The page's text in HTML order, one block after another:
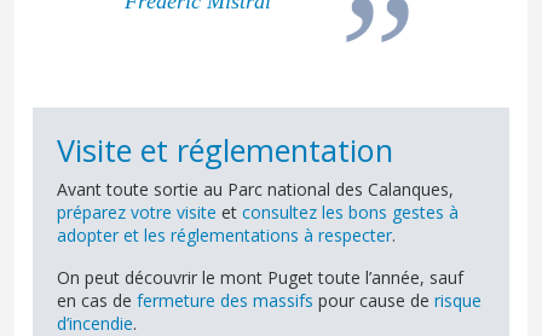
Visite et réglementation
Avant toute sortie au Parc national des Calanques,
préparez votre visite et consultez les bons gestes à
adopter et les réglementations à respecter.
On peut découvrir le mont Puget toute l’année, sauf
en cas de fermeture des massifs pour cause de risque
d’incendie.